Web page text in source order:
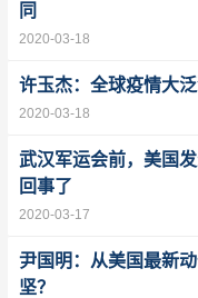
同
2020-03-18
许玉杰：全球疫情大
2020-03-18
武汉军运会前，美国
回事了
2020-03-17
尹国明：从美国最新
坚？